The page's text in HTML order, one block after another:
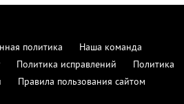
политика
Наша команда
Политика исправлений
Политика
Правила пользования сайтом